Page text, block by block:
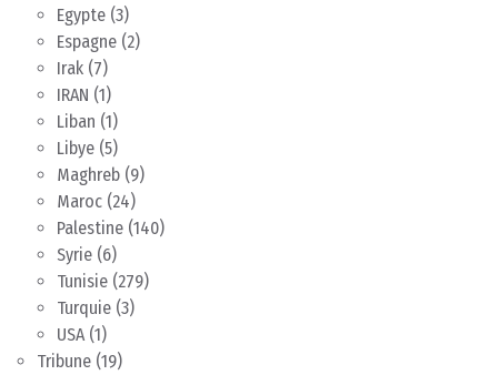
Egypte (3)
Espagne (2)
Irak (7)
IRAN (1)
Liban (1)
Libye (5)
Maghreb (9)
Maroc (24)
Palestine (140)
Syrie (6)
Tunisie (279)
Turquie (3)
USA(1)
Tribune (19)